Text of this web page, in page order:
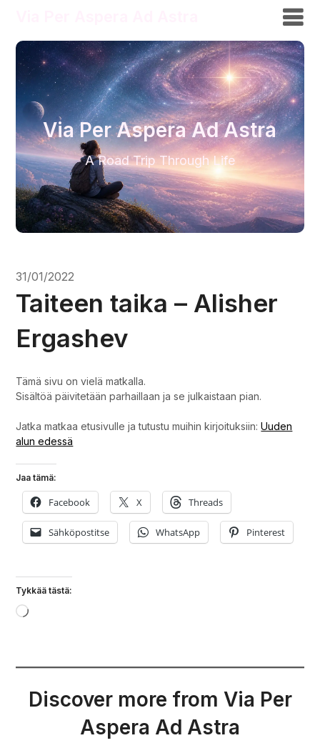
Via Per Aspera Ad Astra
A Road Trip Through Life
31/01/2022
Taiteen taika – Alisher
Ergashev
Tämä sivu on vielä matkalla.
Sisältöä päivitetään parhaillaan ja se julkaistaan pian.
Jatka matkaa etusivulle ja tutustu muihin kirjoituksiin:Uuden
alun edessä
Jaa tämä:
Facebook X Threads
Sähköpostitse WhatsApp Pinterest
Tykkää tästä:
Loading…
Discover more from Via Per
Aspera Ad Astra